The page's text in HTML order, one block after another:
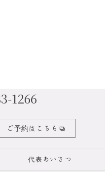
1266
ご予約はこちら
代表あいさつ